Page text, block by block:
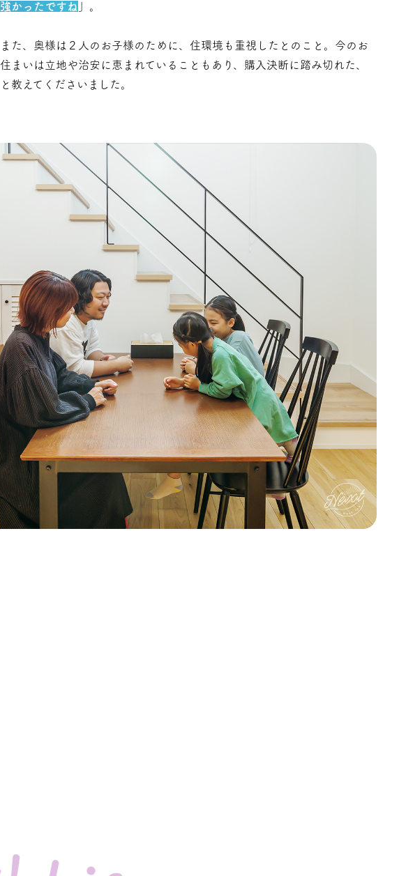
強かったですね
」。
また、奥様は２人のお子様のために、住環境も重視したとのこと。今のお
住まいは立地や治安に恵まれていることもあり、購入決断に踏み切れた、
と教えてくださいました。